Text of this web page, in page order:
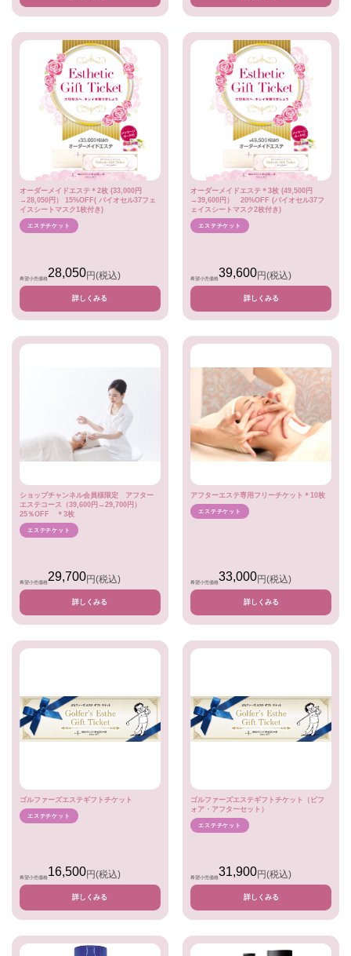
オーダーメイドエステ＊2枚 (33,000円
→28,050円） 15%OFF( バイオセル37フェ
イスシートマスク1枚付き)
エステチケット
希望小売価格28,050円(税込)
詳しくみる
オーダーメイドエステ＊3枚 (49,500円
→39,600円） 20%OFF (バイオセル37フ
ェイスシートマスク2枚付き)
エステチケット
希望小売価格39,600円(税込)
詳しくみる
ショップチャンネル会員様限定 アフター
エステコース（39,600円→29,700円）
25％OFF ＊3枚
エステチケット
希望小売価格29,700円(税込)
詳しくみる
アフターエステ専用フリーチケット＊10枚
エステチケット
希望小売価格33,000円(税込)
詳しくみる
ゴルファーズエステギフトチケット
エステチケット
希望小売価格16,500円(税込)
詳しくみる
ゴルファーズエステギフトチケット（ビフ
ォア・アフターセット）
エステチケット
希望小売価格31,900円(税込)
詳しくみる